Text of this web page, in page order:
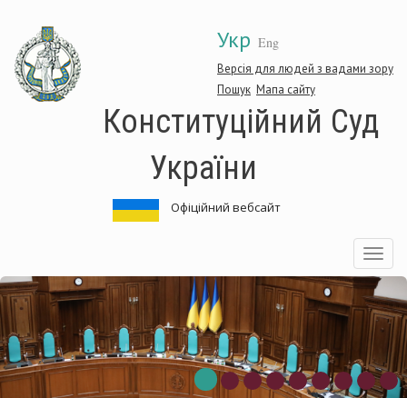
основного
матеріалу
Укр Eng
Версія для людей з вадами зору
Пошук Мапа сайту
Конституційний Суд
України
Офіційний вебсайт
Toggle
Суд